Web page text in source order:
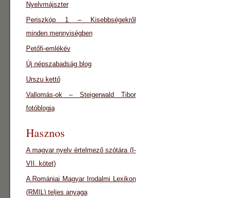
Nyelvmájszter
Periszkóp 1 – Kisebbségekről
minden mennyiségben
Petőfi-emlékév
Új népszabadság blog
Urszu kettő
Vallomás-ok – Steigerwald Tibor
fotóblogja
Hasznos
A magyar nyelv értelmező szótára (I-
VII. kötet)
A Romániai Magyar Irodalmi Lexikon
(RMIL) teljes anyaga